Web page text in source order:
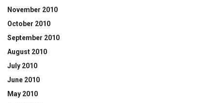
November 2010
October 2010
September 2010
August 2010
July 2010
June 2010
May 2010